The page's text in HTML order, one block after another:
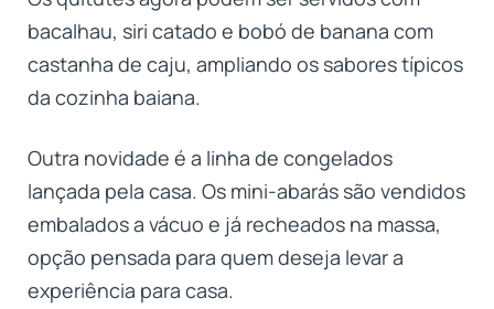
bacalhau, siri catado e bobó de banana com
castanha de caju, ampliando os sabores típicos
da cozinha baiana.
Outra novidade é a linha de congelados
lançada pela casa. Os mini-abarás são vendidos
embalados a vácuo e já recheados na massa,
opção pensada para quem deseja levar a
experiência para casa.